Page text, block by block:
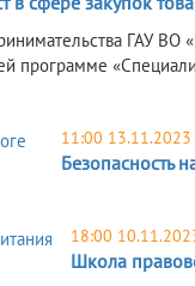
ГАУ ВО
программе
11:00 13.11.2023
Безопасность
18:00
Школа